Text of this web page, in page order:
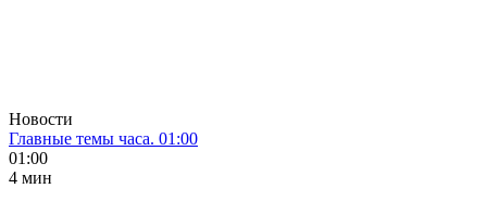
Новости
Главные темы часа. 01:00
01:00
4 мин